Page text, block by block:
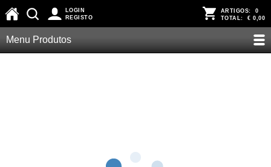
LOGIN
REGISTO
ARTIGOS: 0
TOTAL: € 0,00
Menu Produtos